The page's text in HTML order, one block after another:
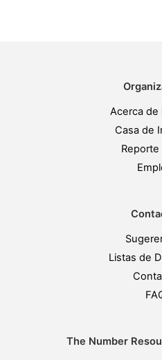
Acerca de
Casa de
Reporte
Listas de
The Number